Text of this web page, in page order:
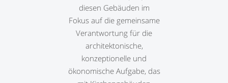
diesen Gebäuden im
Fokus auf die gemeinsame
Verantwortung für die
architektonische,
konzeptionelle und
ökonomische Aufgabe, das